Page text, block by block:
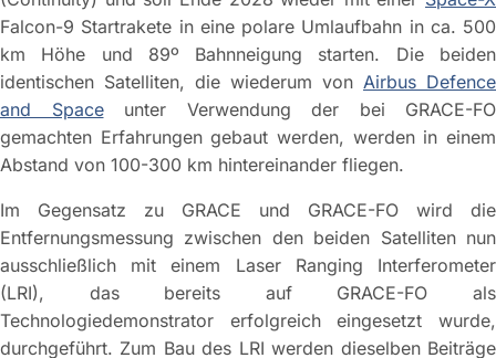
Falcon-9 Startrakete in eine polare Umlaufbahn in ca. 500
km Höhe und 89º Bahnneigung starten. Die beiden
identischen Satelliten, die wiederum von Airbus Defence
and Spaceunter Verwendung der bei GRACE-FO
gemachten Erfahrungen gebaut werden, werden in einem
Abstand von 100-300 km hintereinander fliegen.
Im Gegensatz zu GRACE und GRACE-FO wird die
Entfernungsmessung zwischen den beiden Satelliten nun
ausschließlich mit einem Laser Ranging Interferometer
(LRI), das bereits auf GRACE-FO als
Technologiedemonstrator erfolgreich eingesetzt wurde,
durchgeführt. Zum Bau des LRI werden dieselben Beiträge